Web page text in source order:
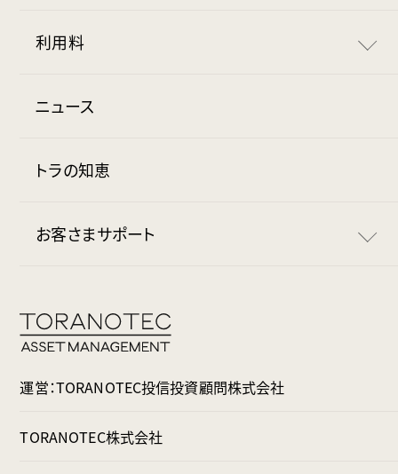
お得な連携サービス
トラノコ学割
トラノコの始め方
利用料
利用料
ニュース
トラの知恵
お客さまサポート
基本的な使い方
ファンド変更の流れ
規約・免責事項
よくある質問
お問い合わせ
運営：TORANOTEC投信投資顧問株式会社
TORANOTEC株式会社